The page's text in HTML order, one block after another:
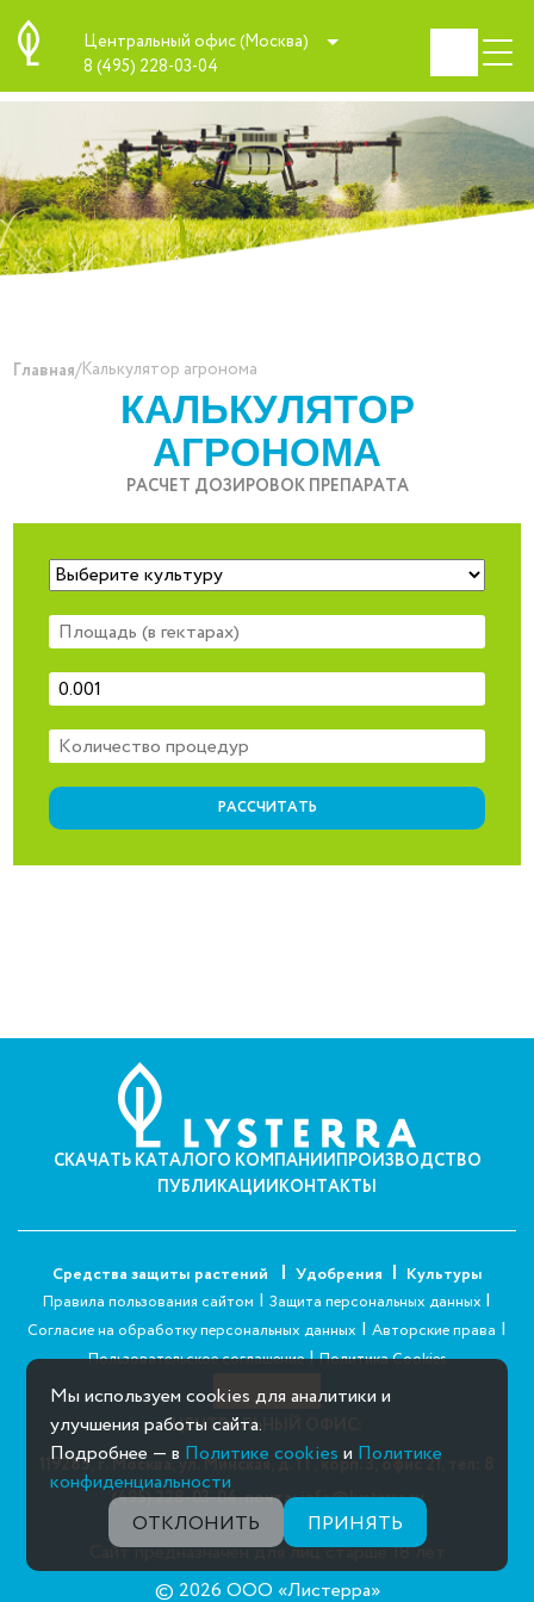
Центральный офис (Москва)
8 (495) 228-03-04
Главная/Калькулятор агронома
КАЛЬКУЛЯТОР
АГРОНОМА
РАСЧЕТ ДОЗИРОВОК ПРЕПАРАТА
РАССЧИТАТЬ
СКАЧАТЬ КАТАЛОГО КОМПАНИИПРОИЗВОДСТВО
ПУБЛИКАЦИИКОНТАКТЫ
Средства защиты растений Удобрения Культуры
Правила пользования сайтом | Защита персональных данных |
Согласие на обработку персональных данных | Авторские права |
Пользовательское соглашение |Политика Cookies
ЦЕНТРАЛЬНЫЙ ОФИС:
119285, г. Москва, ул. Минская, д. 1 Г, корп. 3, офис 21,
(495) 228-03-04,почта: info@lysterra.ru
Сайт предназначен для лиц старше 18 лет
© 2026 ООО «Листерра»
Мы используем cookies для аналитики и
улучшения работы сайта.
Подробнее — в Политике cookies и Политике
конфиденциальности
ОТКЛОНИТЬ
ПРИНЯТЬ